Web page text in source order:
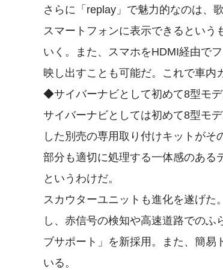
さらに「replay」で魅力的なのは、
スマートフォンに表示できるという
いく。また、スマホをHDMI経由で
映し出すことも可能だ。これで車内
◆サイバーナビとして初めて8型モ
サイバーナビとしては初めて8型モ
した別売の専用取り付けキットが
部分も適切に処理する一体感のある
というわけだ。
スカウターユニットも進化を遂げた
し、赤信号の検知や高速道路での
ブサポート」を新採用。また、簡易
いる。